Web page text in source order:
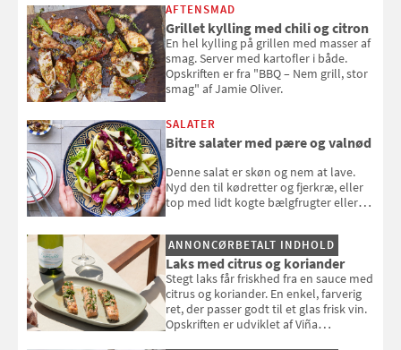
AFTENSMAD
Grillet kylling med chili og citron
En hel kylling på grillen med masser af
smag. Server med kartofler i både.
Opskriften er fra "BBQ – Nem grill, stor
smag" af Jamie Oliver.
SALATER
Bitre salater med pære og valnød
Denne salat er skøn og nem at lave.
Nyd den til kødretter og fjerkræ, eller
top med lidt kogte bælgfrugter eller
selvstændigt måltid. Opskriften er fra
Louisa Lorangs kogebog "Salat".
ANNONCØRBETALT INDHOLD
Laks med citrus og koriander
Stegt laks får friskhed fra en sauce med
citrus og koriander. En enkel, farverig
ret, der passer godt til et glas frisk vin.
Opskriften er udviklet af Viña